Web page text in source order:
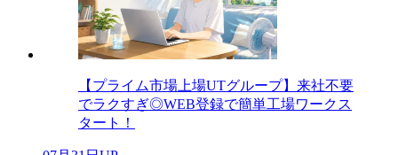
【プライム市場上場UTグループ】来社不要
でラクすぎ◎WEB登録で簡単工場ワークス
タート！